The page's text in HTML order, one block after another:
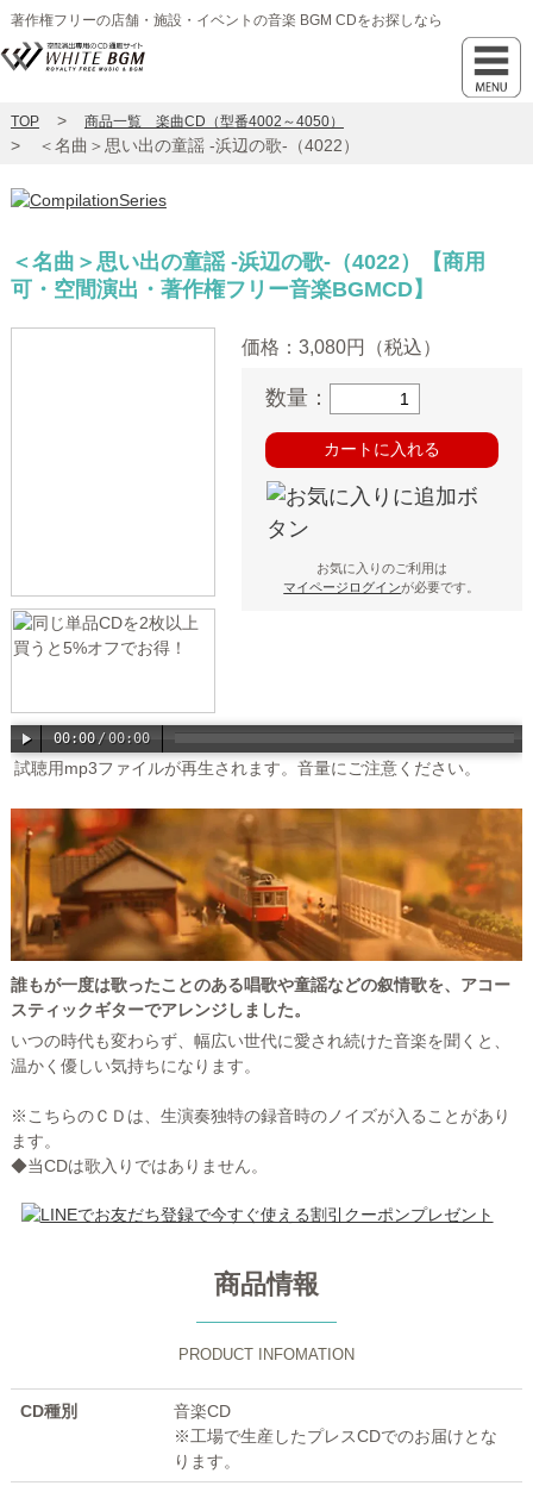
著作権フリーの店舗・施設・イベントの音楽 BGM CDをお探しなら
TOP 商品一覧 楽曲CD（型番4002～4050）
＜名曲＞思い出の童謡 -浜辺の歌-（4022）
＜名曲＞思い出の童謡 -浜辺の歌-（4022）
【商用
可・空間演出・著作権フリー音楽BGMCD】
価格： 3,080円（税込）
数量：
お気に入りのご利用は
マイページログインが必要です。
00:00 /00:00
試聴用mp3ファイルが再生されます。音量にご注意ください。
誰もが一度は歌ったことのある唱歌や童謡などの叙情歌を、アコー
スティックギターでアレンジしました。
いつの時代も変わらず、幅広い世代に愛され続けた音楽を聞くと、
温かく優しい気持ちになります。
※こちらのＣＤは、生演奏独特の録音時のノイズが入ることがあり
ます。
◆当CDは歌入りではありません。
商品情報
PRODUCT INFOMATION
CD種別
音楽CD
※工場で生産したプレスCDでのお届けとな
ります。